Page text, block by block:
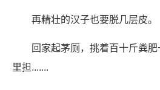
再精壮的汉子也要脱几层皮。
回家起茅厕，挑着百十斤粪
里担.......